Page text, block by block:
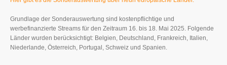
Grundlage der Sonderauswertung sind kostenpflichtige und
werbefinanzierte Streams für den Zeitraum 16. bis 18. Mai 2025. Folgende
Länder wurden berücksichtigt: Belgien, Deutschland, Frankreich, Italien,
Niederlande, Österreich, Portugal, Schweiz und Spanien.